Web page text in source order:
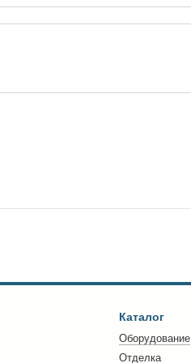
Каталог
Оборудование
Отделка